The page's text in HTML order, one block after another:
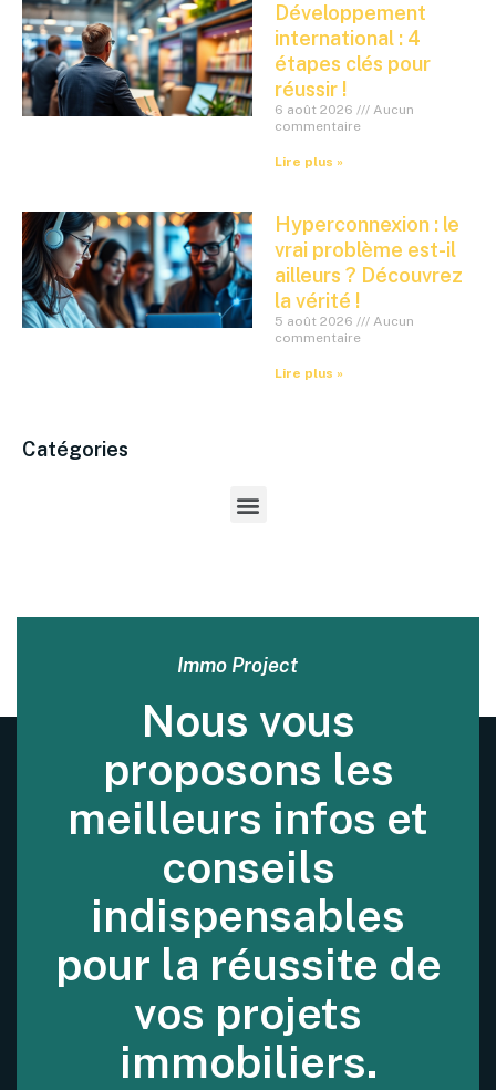
Développement
international : 4
étapes clés pour
réussir !
6 août 2026
Aucun
commentaire
Lire plus »
Hyperconnexion : le
vrai problème est-il
ailleurs ? Découvrez
la vérité !
5 août 2026
Aucun
commentaire
Lire plus »
Catégories
Immo Project
Nous vous
proposons les
meilleurs infos et
conseils
indispensables
pour la réussite de
vos projets
immobiliers.